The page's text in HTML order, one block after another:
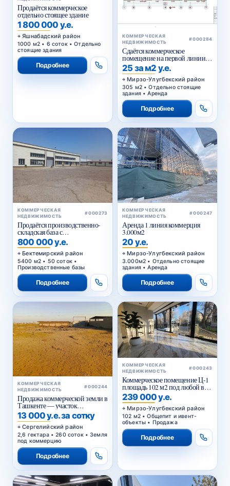
Продаётся коммерческое
отдельно стоящее здание
1 800 000 у.е.
Яшнабадский район
1000 м2 • 6 соток • Отдельно
стоящие здания
Подробнее
КОММЕРЧЕСКАЯ
НЕДВИЖИМОСТЬ
#000284
Сдаётся коммерческое
помещение на первой линии
Сайрам
25 за м2 у.е.
Мирзо-Улугбекский район
305 м2 • Отдельно стоящие
здания • Аренда
Подробнее
КОММЕРЧЕСКАЯ
НЕДВИЖИМОСТЬ
#000273
Продаётся производственно-
складская база с
приватизированным
земельным участком в
Бектемирском районе
Ташкента
800 000 у.е.
Бектемирский район
5400 м2 • 50 соток •
Производственные базы
Подробнее
КОММЕРЧЕСКАЯ
НЕДВИЖИМОСТЬ
#000247
Аренда 1 линия коммерция
3.000м2
20 у.е.
Мирзо-Улугбекский район
3.000м2 • Отдельно стоящие
здания • Аренда
Подробнее
КОММЕРЧЕСКАЯ
НЕДВИЖИМОСТЬ
#000244
Продажа коммерческой земли в
Ташкенте — участок
промышленного назначения
2,6 га в Янги-Хаётском районе
13 000 у.е. за сотку
Сергелийский район
2,6 гектара • 260 соток • Земля
под коммерцию
Подробнее
КОММЕРЧЕСКАЯ
НЕДВИЖИМОСТЬ
#000243
Коммерческое помещение Ц-1
площадь 102 м2 под любой вид
коммерции 1 этаж
239 000 у.е.
Мирзо-Улугбекский район
102 м2 • Общепит и ивент-
объекты • Продажа
Подробнее